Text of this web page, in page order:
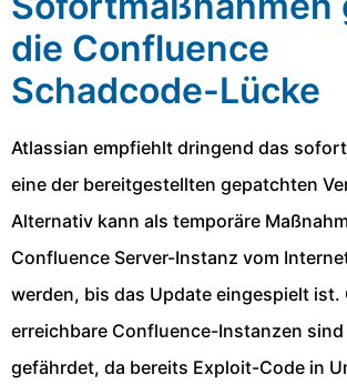
die Confluence
Schadcode-Lücke
Atlassian empfiehlt dringend das
eine der bereitgestellten gepatchten
Alternativ kann als temporäre
Confluence Server-Instanz vom
werden, bis das Update eingespielt ist.
erreichbare Confluence-Instanzen
gefährdet, da bereits Exploit-Code in